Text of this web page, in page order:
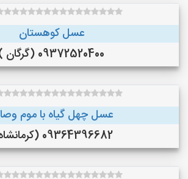
عسل کوهستان
09372520400 (گرگان )
عسل چهل گیاه با موم
09364396682 (کرمانشاه )